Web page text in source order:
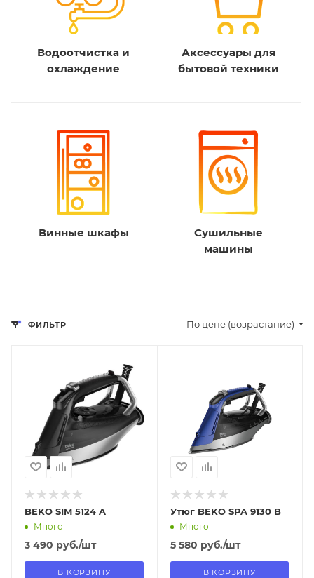
Водоотчистка и
охлаждение
Аксессуары для
бытовой техники
Винные шкафы
Сушильные
машины
ФИЛЬТР По цене (возрастание)
В наличии в пункте
самовывоза
Нет
BEKO SIM 5124 A
Много
3 490 руб./шт
В КОРЗИНУ
В наличии в пункте
самовывоза
Утюг BEKO SPA 9130 B
Много
5 580 руб./шт
В КОРЗИНУ